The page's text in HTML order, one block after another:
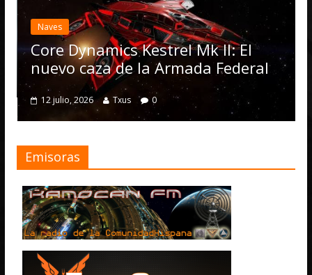
Kestrel Mk II: El
caza de la Armada Federal
2026 Txus 0
Elite
Emisoras